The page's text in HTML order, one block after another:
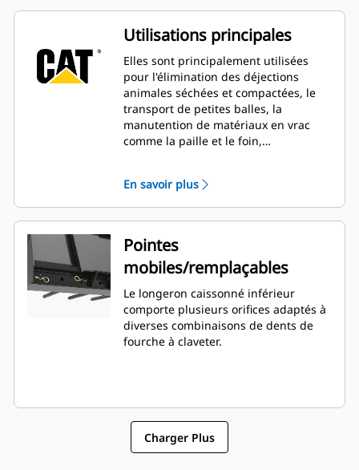
Utilisations principales
Elles sont principalement utilisées
pour l'élimination des déjections
animales séchées et compactées, le
transport de petites balles, la
manutention de matériaux en vrac
comme la paille et le foin,
du sol.
En savoir plus
Pointes
mobiles/remplaçables
Le longeron caissonné inférieur
comporte plusieurs orifices adaptés à
diverses combinaisons de dents de
fourche à claveter.
Charger Plus